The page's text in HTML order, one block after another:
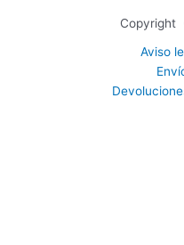
Copyright
Aviso